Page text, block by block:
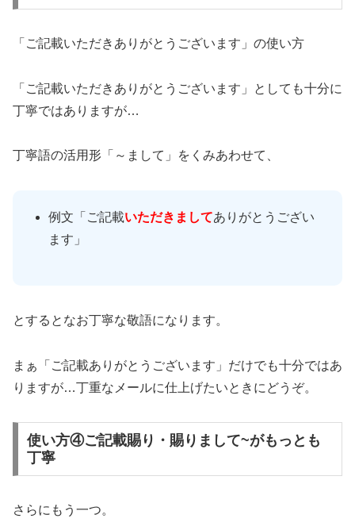
「ご記載いただきありがとうございます」の使い方
「ご記載いただきありがとうございます」としても十分に
丁寧ではありますが…
丁寧語の活用形「～まして」をくみあわせて、
例文「ご記載いただきましてありがとうござい
ます」
とするとなお丁寧な敬語になります。
まぁ「ご記載ありがとうございます」だけでも十分ではあ
りますが…丁重なメールに仕上げたいときにどうぞ。
使い方④ご記載賜り・賜りまして~がもっとも
丁寧
さらにもう一つ。